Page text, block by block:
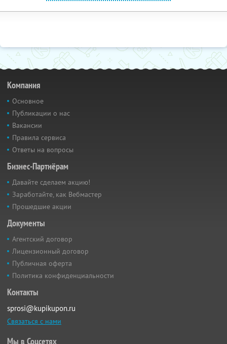
Компания
Основное
Публикации о нас
Вакансии
Правила сервиса
Ответы на вопросы
Бизнес-Партнёрам
Давайте сделаем акцию!
Заработайте, как Вебмастер
Прошедшие акции
Документы
Агентский договор
Лицензионный договор
Публичная оферта
Политика конфиденциальности
Контакты
sprosi@kupikupon.ru
Связаться с нами
Мы в Соцсетях